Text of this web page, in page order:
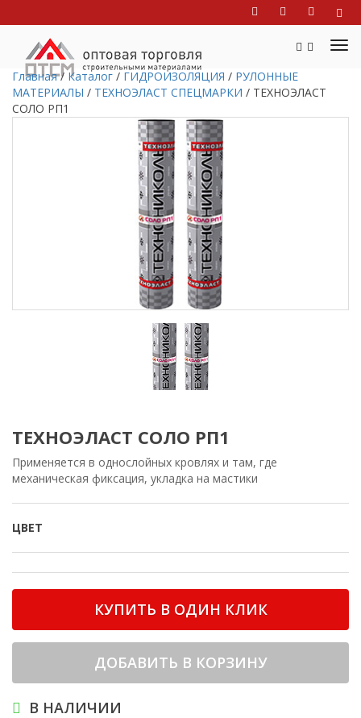
Главная /Каталог / ГИДРОИЗОЛЯЦИЯ / РУЛОННЫЕ
МАТЕРИАЛЫ / ТЕХНОЭЛАСТ СПЕЦМАРКИ / ТЕХНОЭЛАСТ
СОЛО РП1
ТЕХНОЭЛАСТ СОЛО РП1
Применяется в однослойных кровлях и там, где
механическая фиксация, укладка на мастики
ЦВЕТ
КУПИТЬ В ОДИН КЛИК
ДОБАВИТЬ В КОРЗИНУ
В НАЛИЧИИ